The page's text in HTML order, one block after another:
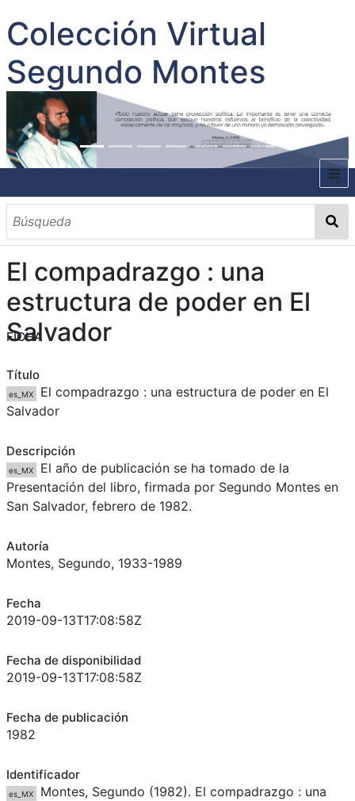
Colección Virtual
Segundo Montes
INICIO
SOBRE EL AUTOR
CONTENIDO
TODOS LOS DOCUMENTOS
CATEGORIAS
OBRAS SOBRE EL AUTOR P. SEGUNDO MONTES
MATERIAS
PALABRAS CLAVES
MULTIMEDIA
GALERÍA
El compadrazgo : una
estructura de poder en El
Salvador
FICHA
Título
es_MX
El compadrazgo : una estructura de poder en El
Salvador
Descripción
es_MX
El año de publicación se ha tomado de la
Presentación del libro, firmada por Segundo Montes en
San Salvador, febrero de 1982.
Autoría
Montes, Segundo, 1933-1989
Fecha
2019-09-13T17:08:58Z
Fecha de disponibilidad
2019-09-13T17:08:58Z
Fecha de publicación
1982
Identificador
es_MX
Montes, Segundo (1982). El compadrazgo : una